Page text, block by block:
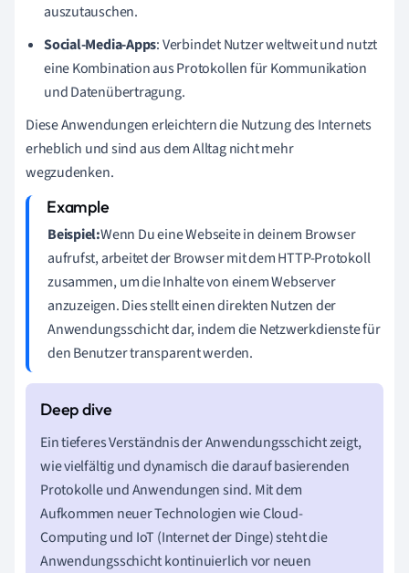
auszutauschen.
Social-Media-Apps: Verbindet Nutzer weltweit und nutzt
eine Kombination aus Protokollen für Kommunikation
und Datenübertragung.
Diese Anwendungen erleichtern die Nutzung des Internets
erheblich und sind aus dem Alltag nicht mehr
wegzudenken.
Beispiel:Wenn Du eine Webseite in deinem Browser
aufrufst, arbeitet der Browser mit dem HTTP-Protokoll
zusammen, um die Inhalte von einem Webserver
anzuzeigen. Dies stellt einen direkten Nutzen der
Anwendungsschicht dar, indem die Netzwerkdienste für
den Benutzer transparent werden.
Ein tieferes Verständnis der Anwendungsschicht zeigt,
wie vielfältig und dynamisch die darauf basierenden
Protokolle und Anwendungen sind. Mit dem
Aufkommen neuer Technologien wie Cloud-
Computing und IoT (Internet der Dinge) steht die
Anwendungsschicht kontinuierlich vor neuen